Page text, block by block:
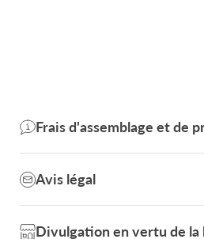
Frais d'assemblage et de
Avis légal
Divulgation en vertu de